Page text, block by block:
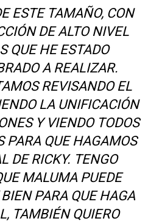
ESTE TAMAÑO, CON
DE ALTO NIVEL
QUE HE ESTADO
A REALIZAR.
REVISANDO EL
LA UNIFICACIÓN
Y VIENDO TODOS
PARA QUE HAGAMOS
DE RICKY. TENGO
MALUMA PUEDE
PARA QUE HAGA
TAMBIÉN QUIERO